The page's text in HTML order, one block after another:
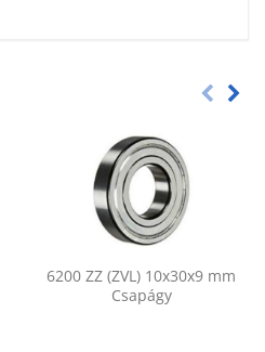
6200 ZZ (ZVL) 10x30x9 mm
Csapágy